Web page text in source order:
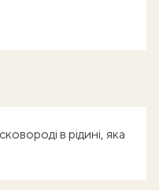
в рідині, яка